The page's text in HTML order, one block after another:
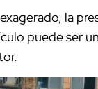
la
puede ser